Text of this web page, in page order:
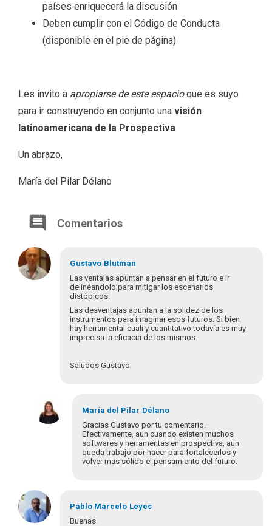
países enriquecerá la discusión
Deben cumplir con el Código de Conducta
(disponible en el pie de página)
Les invito a apropiarse de este espacioque es suyo
para ir construyendo en conjunto una visión
latinoamericana de la Prospectiva
Un abrazo,
María del Pilar Délano
Comentarios
Gustavo Blutman
Las ventajas apuntan a pensar en el futuro e ir
delinéandolo para mitigar los escenarios
distópicos.
Las desventajas apuntan a la solidez de los
instrumentos para imaginar esos futuros. Si bien
hay herramental cuali y cuantitativo todavía es muy
imprecisa la eficacia de los mismos.
Saludos Gustavo
María del Pilar Délano
Gracias Gustavo por tu comentario.
Efectivamente, aun cuando existen muchos
softwares y herramentas en prospectiva, aun
queda trabajo por hacer para fortalecerlos y
volver más sólido el pensamiento del futuro.
En
respuesta
a
Pablo Marcelo Leyes
Buenas.